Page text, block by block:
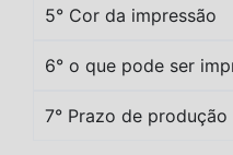
5° Cor da impressão
6° o que pode ser
7° Prazo de produção